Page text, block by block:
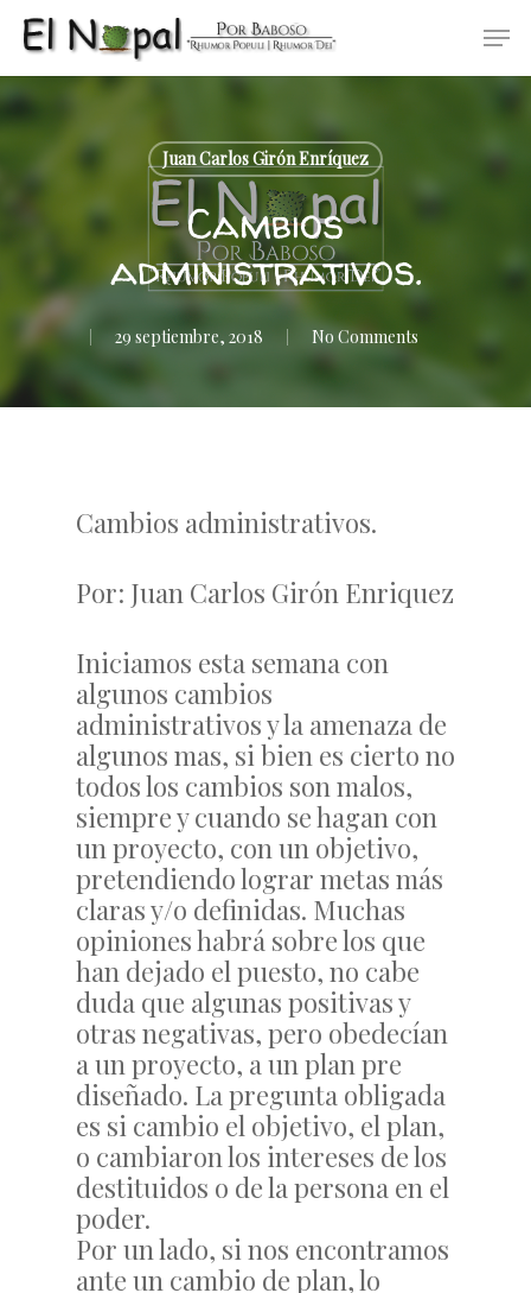
Skip
main
content
Juan Carlos Girón Enríquez
Cambios
administrativos.
29 septiembre, 2018 No Comments
Cambios administrativos.
Por: Juan Carlos Girón Enriquez
Iniciamos esta semana con
algunos cambios
administrativos y la amenaza de
algunos mas, si bien es cierto no
todos los cambios son malos,
siempre y cuando se hagan con
un proyecto, con un objetivo,
pretendiendo lograr metas más
claras y/o definidas. Muchas
opiniones habrá sobre los que
han dejado el puesto, no cabe
duda que algunas positivas y
otras negativas, pero obedecían
a un proyecto, a un plan pre
diseñado. La pregunta obligada
es si cambio el objetivo, el plan,
o cambiaron los intereses de los
destituidos o de la persona en el
poder.
Por un lado, si nos encontramos
ante un cambio de plan, lo